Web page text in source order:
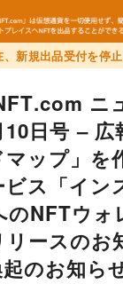
、新規出品受付を停
ニ
日号 – 広
ップ」を
ス「イン
のNFTウォ
ースのお
のお知ら